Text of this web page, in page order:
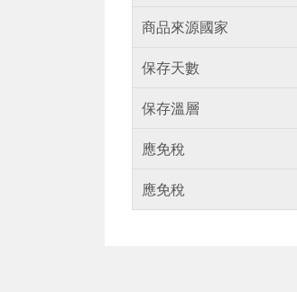
商品來源國家
保存天數
保存溫層
應免稅
應免稅